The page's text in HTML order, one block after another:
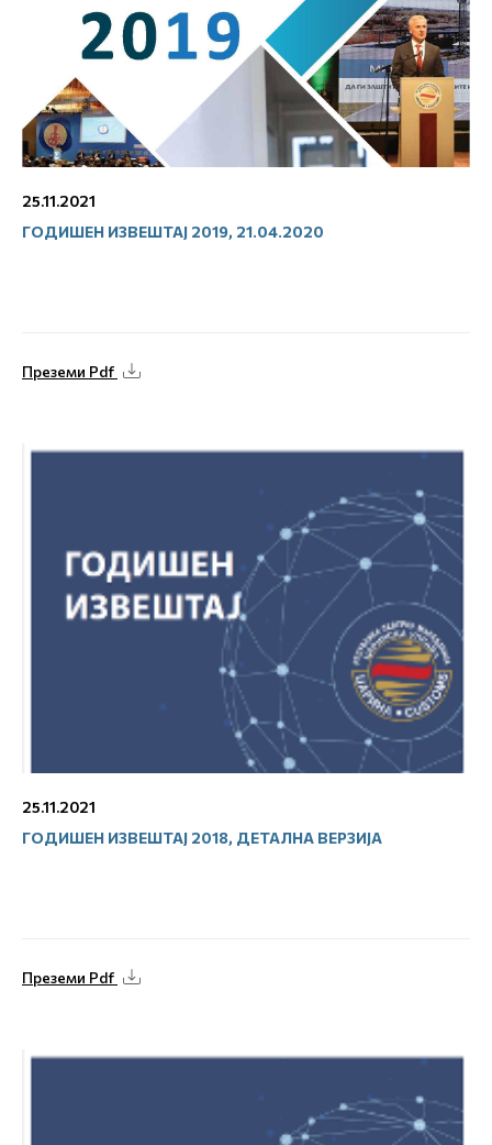
25.11.2021
ГОДИШЕН ИЗВЕШТАЈ 2019, 21.04.2020
Преземи Pdf
25.11.2021
ГОДИШЕН ИЗВЕШТАЈ 2018, ДЕТАЛНА ВЕРЗИЈА
Преземи Pdf